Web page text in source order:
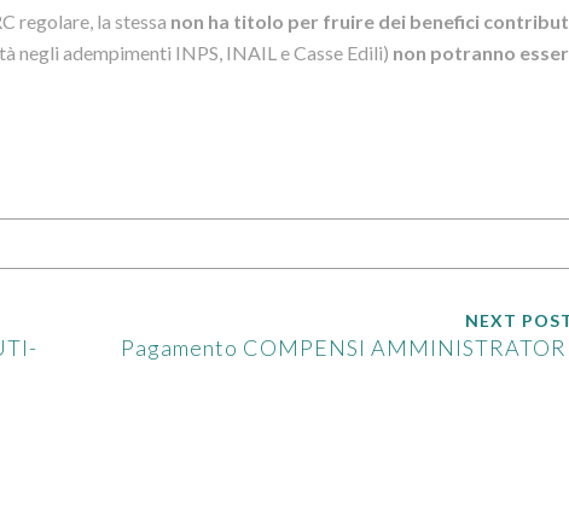
regolare, la stessa non ha titolo per fruire dei benefici
negli adempimenti INPS, INAIL e Casse Edili) non potranno
NEXT
Pagamento COMPENSI AMMINISTRATORI